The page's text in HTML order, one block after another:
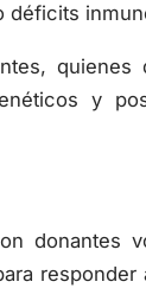
déficits
y
donantes